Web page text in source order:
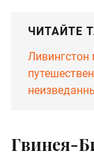
ЧИТАЙТЕ
Ливингстон
Гвинея-